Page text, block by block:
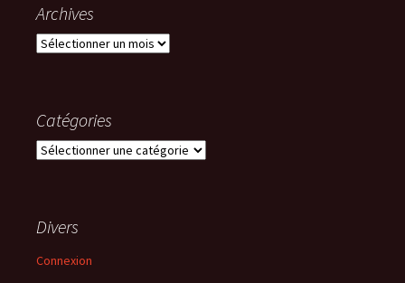
Archives
Archives
Catégories
Catégories
Divers
Connexion